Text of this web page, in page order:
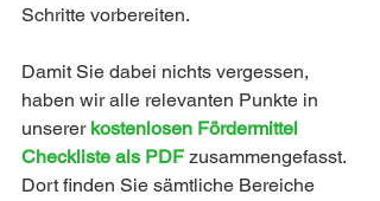
Schritte vorbereiten.
Damit Sie dabei nichts vergessen,
haben wir alle relevanten Punkte in
unserer kostenlosen Fördermittel
Checkliste als PDF zusammengefasst.
Dort finden Sie sämtliche Bereiche